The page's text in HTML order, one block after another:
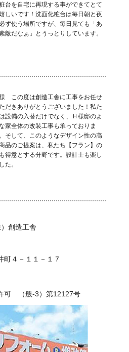
台を自宅に再現する事ができてとて
しいです！洗面化粧台は毎日朝と夜
ず使う場所ですが、毎日見ても「あ
敵だなぁ」とうっとりしています。
この度は創造工舎に工事をお任せ
だきありがとうございました！私た
設備の入替だけでなく、Ｈ様邸のよ
家全体の改装工事も承っておりま
そして、このようなデザイン性の高
品のご提案は、私たち【フラン】の
得意とする分野です。設計士も楽し
た。
創造工舎
町４－１１－１７
可 （般-3）第12127号